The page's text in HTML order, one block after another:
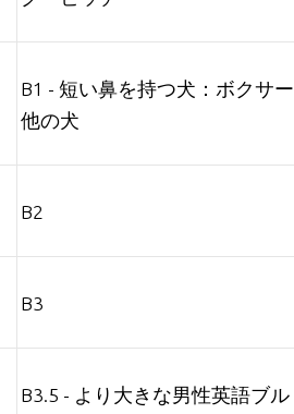
B1 - 短い鼻を持つ犬：ボクサ
他の犬
B2
B3
B3.5 - より大きな男性英語ブル